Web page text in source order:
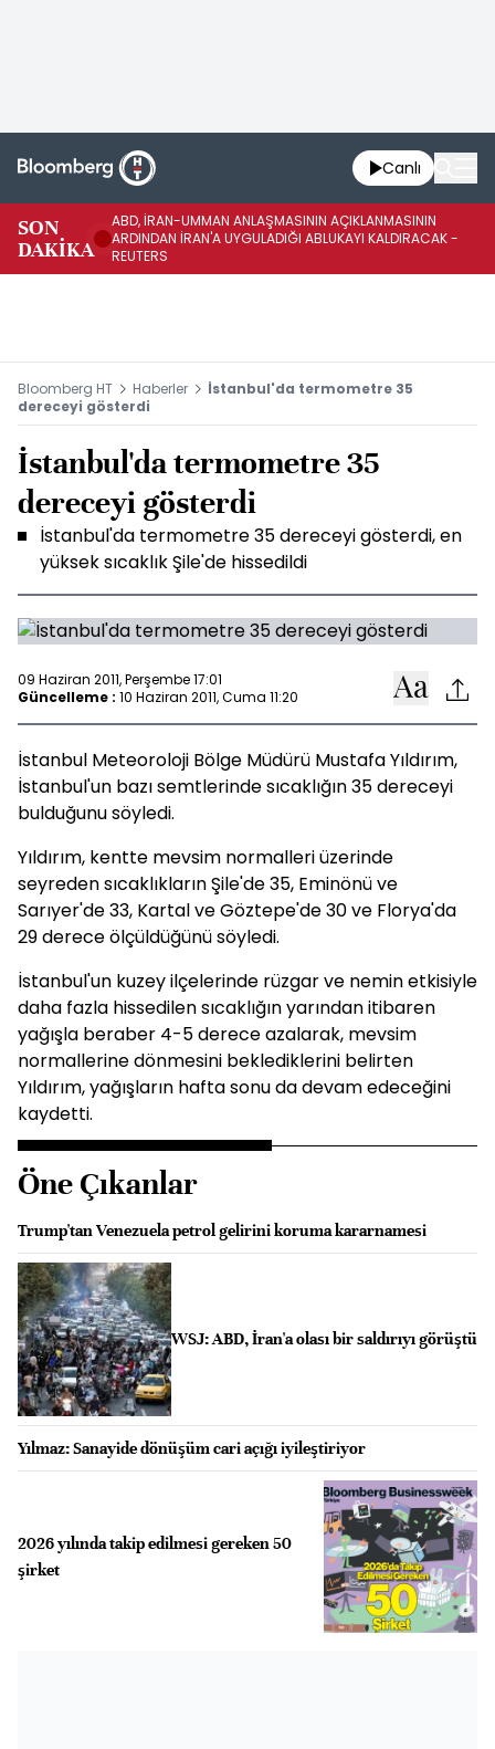
Canlı
SON
DAKİKA
ABD, İRAN-UMMAN ANLAŞMASININ AÇIKLANMASININ
ARDINDAN İRAN'A UYGULADIĞI ABLUKAYI KALDIRACAK -
REUTERS
Bloomberg HT Haberler
İstanbul'da termometre 35
dereceyi gösterdi
İstanbul'da termometre 35
dereceyi gösterdi
İstanbul'da termometre 35 dereceyi gösterdi, en
yüksek sıcaklık Şile'de hissedildi
09 Haziran 2011, Perşembe 17:01
Güncelleme : 10 Haziran 2011, Cuma 11:20
İstanbul Meteoroloji Bölge Müdürü Mustafa Yıldırım,
İstanbul'un bazı semtlerinde sıcaklığın 35 dereceyi
bulduğunu söyledi.
Yıldırım, kentte mevsim normalleri üzerinde
seyreden sıcaklıkların Şile'de 35, Eminönü ve
Sarıyer'de 33, Kartal ve Göztepe'de 30 ve Florya'da
29 derece ölçüldüğünü söyledi.
İstanbul'un kuzey ilçelerinde rüzgar ve nemin etkisiyle
daha fazla hissedilen sıcaklığın yarından itibaren
yağışla beraber 4-5 derece azalarak, mevsim
normallerine dönmesini beklediklerini belirten
Yıldırım, yağışların hafta sonu da devam edeceğini
kaydetti.
Öne Çıkanlar
Trump'tan Venezuela petrol gelirini koruma kararnamesi
WSJ: ABD, İran'a olası bir saldırıyı görüştü
Yılmaz: Sanayide dönüşüm cari açığı iyileştiriyor
2026 yılında takip edilmesi gereken 50
şirket